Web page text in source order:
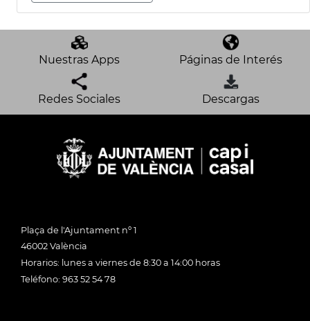
Nuestras Apps Páginas de Interés
Redes Sociales Descargas
Plaça de l'Ajuntament nº 1
46002 València
Horarios: lunes a viernes de 8:30 a 14:00 horas
Teléfono: 963 52 54 78